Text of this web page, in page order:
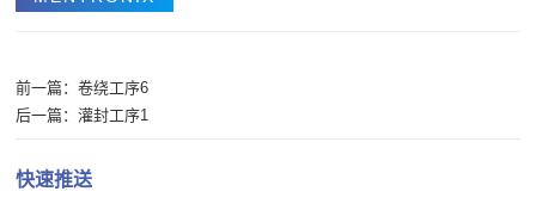
前一篇：卷绕工序6
后一篇：灌封工序1
快速推送